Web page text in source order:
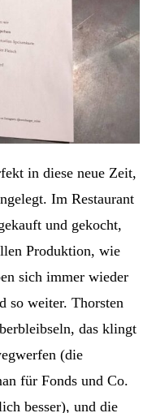
in diese neue Zeit,
Im Restaurant
und gekocht,
Produktion, wie
sich immer wieder
so weiter. Thorsten
das klingt
(die
für Fonds und Co.
besser), und die